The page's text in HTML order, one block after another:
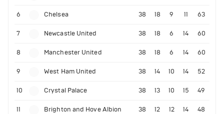
6 Chelsea 38 18 9 11 63
7 Newcastle United 38 18 6 14 60
8 Manchester United 38 18 6 14 60
9 West Ham United 38 14 10 14 52
10 Crystal Palace 38 13 10 15 49
11 Brighton and Hove Albion 38 12 12 14 48